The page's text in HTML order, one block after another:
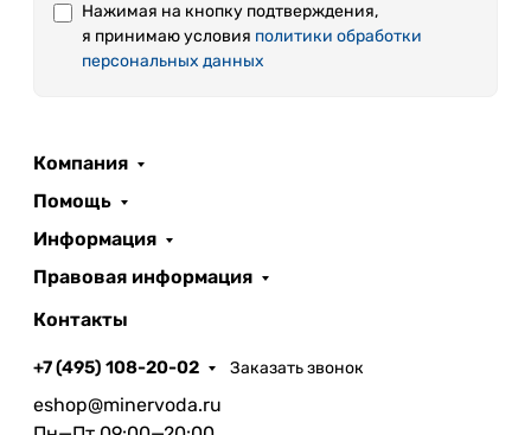
Нажимая на кнопку подтверждения,
я принимаю условия политики обработки
персональных данных
Компания
Помощь
Информация
Правовая информация
Контакты
+7 (495) 108-20-02 Заказать звонок
eshop@minervoda.ru